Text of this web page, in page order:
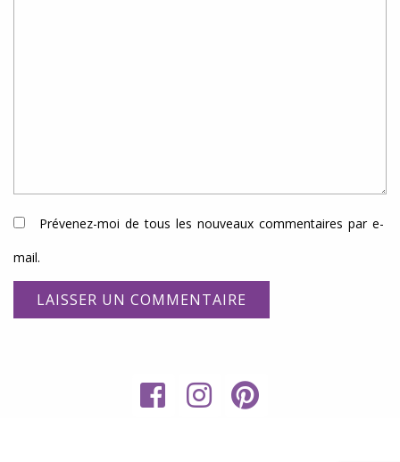
Prévenez-moi de tous les nouveaux commentaires par e-
mail.